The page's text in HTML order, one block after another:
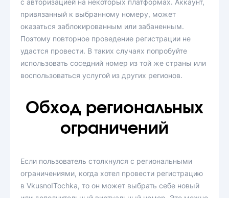
с авторизацией на некоторых платформах. Аккаунт,
привязанный к выбранному номеру, может
оказаться заблокированным или забаненным.
Поэтому повторное проведение регистрации не
удастся провести. В таких случаях попробуйте
использовать соседний номер из той же страны или
воспользоваться услугой из других регионов.
Обход региональных
ограничений
Если пользователь столкнулся с региональными
ограничениями, когда хотел провести регистрацию
в VkusnoITochka, то он может выбрать себе новый